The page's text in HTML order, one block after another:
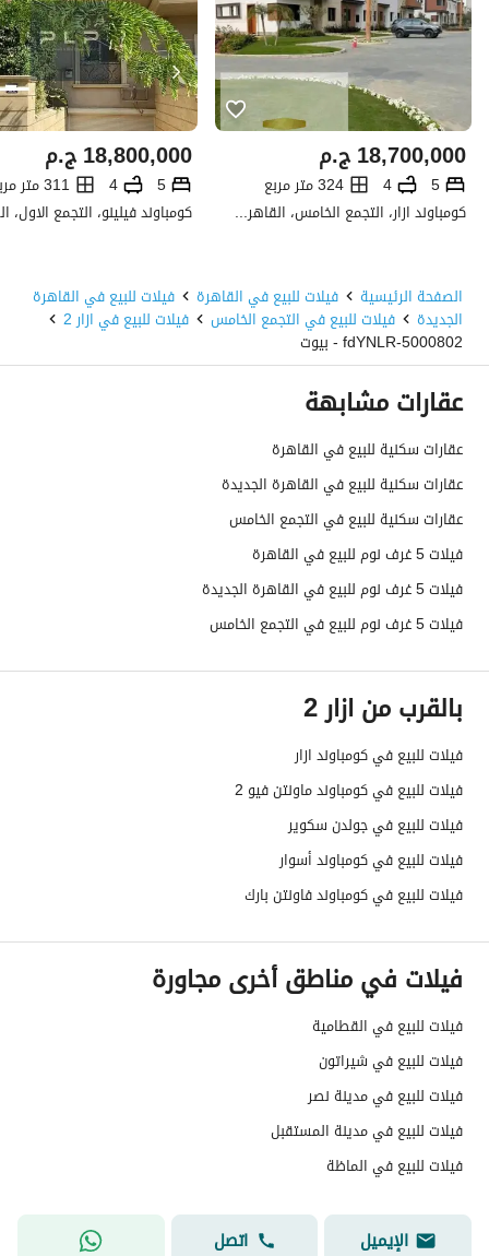
ج.م18,700,000
5
4
324 متر مربع
كومباوند ازار، التجمع الخامس، القاهرة الجديدة، القاهرة
ج.م18,800,000
5
4 311 متر مربع
الصفحة الرئيسية فيلات للبيع في القاهرة فيلات للبيع في القاهرة
الجديدة فيلات للبيع في التجمع الخامس فيلات للبيع في ازار 2
5000802-fdYNLR - بيوت
عقارات مشابهة
عقارات سكنية للبيع في القاهرة
عقارات سكنية للبيع في القاهرة الجديدة
عقارات سكنية للبيع في التجمع الخامس
فيلات 5 غرف نوم للبيع في القاهرة
فيلات 5 غرف نوم للبيع في القاهرة الجديدة
فيلات 5 غرف نوم للبيع في التجمع الخامس
بالقرب من ازار 2
فيلات للبيع في كومباوند ازار
فيلات للبيع في كومباوند ماونتن فيو 2
فيلات للبيع في جولدن سكوير
فيلات للبيع في كومباوند أسوار
فيلات للبيع في كومباوند فاونتن بارك
فيلات في مناطق أخرى مجاورة
فيلات للبيع في القطامية
فيلات للبيع في شيراتون
فيلات للبيع في مدينة نصر
فيلات للبيع في مدينة المستقبل
فيلات للبيع في الماظة
الإيميل اتصل